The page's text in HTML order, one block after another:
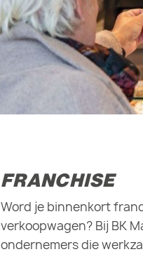
FRANCHISE
Word je binnenkort
verkoopwagen? Bij BK
ondernemers die